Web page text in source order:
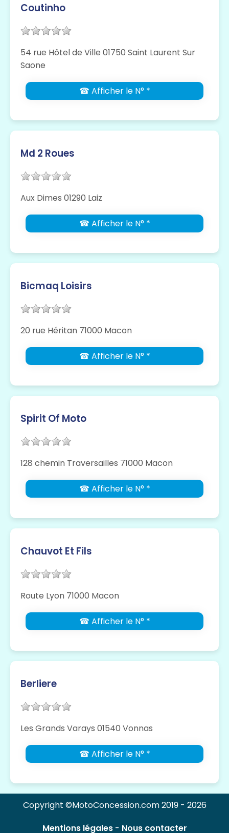
Coutinho
54 rue Hôtel de Ville 01750 Saint Laurent Sur
Saone
☎ Afficher le N° *
Md 2 Roues
Aux Dimes 01290 Laiz
☎ Afficher le N° *
Bicmaq Loisirs
20 rue Héritan 71000 Macon
☎ Afficher le N° *
Spirit Of Moto
128 chemin Traversailles 71000 Macon
☎ Afficher le N° *
Chauvot Et Fils
Route Lyon 71000 Macon
☎ Afficher le N° *
Berliere
Les Grands Varays 01540 Vonnas
☎ Afficher le N° *
Copyright ©MotoConcession.com 2019 - 2026
Mentions légales- Nous contacter